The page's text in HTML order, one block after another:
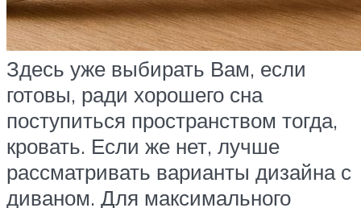
Здесь уже выбирать Вам, если
готовы, ради хорошего сна
поступиться пространством тогда,
кровать. Если же нет, лучше
рассматривать варианты дизайна с
диваном. Для максимального